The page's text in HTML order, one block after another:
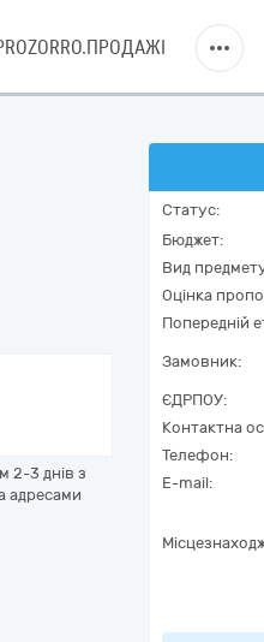
2-3 днів з
адресами
Статус:
Бюджет:
Вид
Оцінка
Попередній
Замовник:
ЄДРПОУ:
Контактна
Телефон:
E-mail: